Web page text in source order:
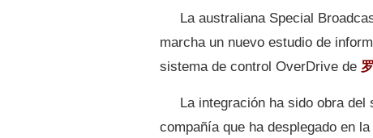
La australiana Special
marcha un nuevo estudio de
sistema de control OverDrive de
La integración ha sido obra
compañía que ha desplegado en